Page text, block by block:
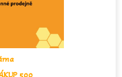
500